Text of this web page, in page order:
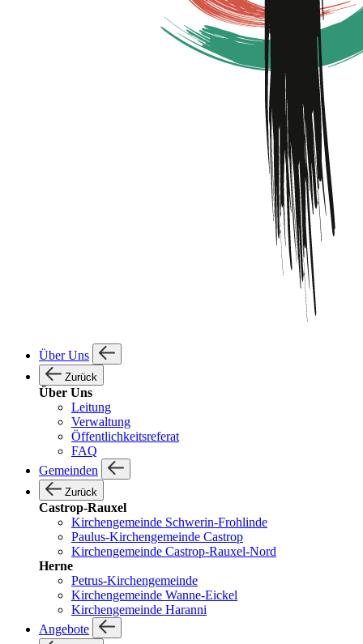
Über Uns
Zurück
Über Uns
Leitung
Verwaltung
Öffentlichkeitsreferat
FAQ
Gemeinden
Zurück
Castrop-Rauxel
Kirchengemeinde Schwerin-Frohlinde
Paulus-Kirchengemeinde Castrop
Kirchengemeinde Castrop-Rauxel-Nord
Herne
Petrus-Kirchengemeinde
Kirchengemeinde Wanne-Eickel
Kirchengemeinde Haranni
Angebote